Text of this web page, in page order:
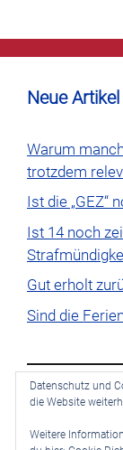
Neue
Warum
trotzdem
Ist die „GEZ“
Ist 14 noch
Gut erholt
Sind die
Es sind keine
Datenschutz und
die Website
Weitere